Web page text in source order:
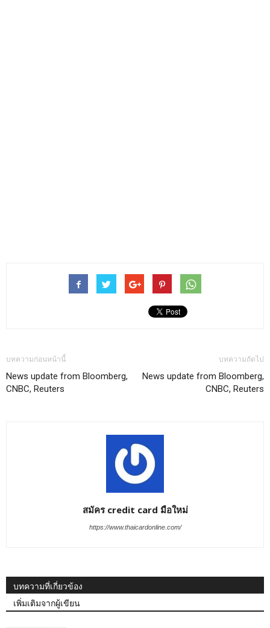
บทความก่อนหน้านี้
News update from Bloomberg,
CNBC, Reuters
บทความถัดไป
News update from Bloomberg,
CNBC, Reuters
สมัคร credit card มือใหม่
https://www.thaicardonline.com/
บทความที่เกี่ยวข้อง
เพิ่มเติมจากผู้เขียน